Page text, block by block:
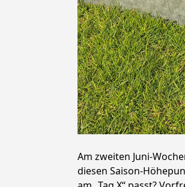
Am zweiten Juni-
diesen Saison-